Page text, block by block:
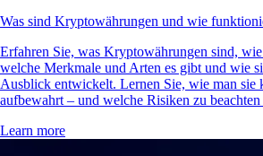
Was sind Kryptowährungen und wie
Erfahren Sie, was Kryptowährungen sind,
welche Merkmale und Arten es gibt und wie
Ausblick entwickelt. Lernen Sie, wie man sie
aufbewahrt – und welche Risiken zu beachten
Learn more